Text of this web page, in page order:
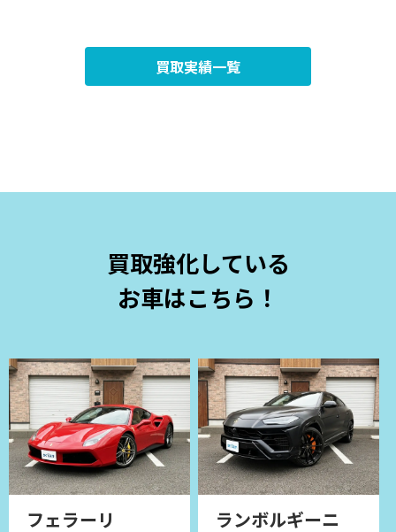
買取実績一覧
買取強化している
お車はこちら！
フェラーリ ランボルギーニ